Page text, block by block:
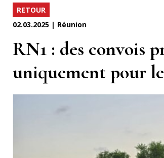
RETOUR
02.03.2025 | Réunion
RN1 : des convois
uniquement pour